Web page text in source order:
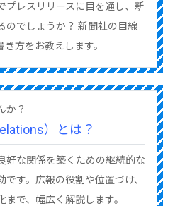
プレスリリースに目を通し、新
のでしょうか？ 新聞社の目線
方をお教えします。
か？
）とは？
好な関係を築くための継続的な
す。広報の役割や位置づけ、
で、幅広く解説します。